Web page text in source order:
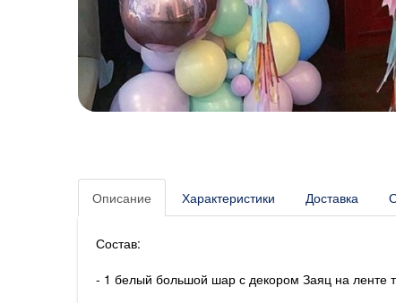
Описание Характеристики Доставка
Состав:
- 1 белый большой шар с декором Заяц на ленте